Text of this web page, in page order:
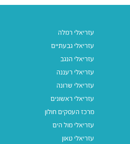
עזריאלי רמלה
עזריאלי גבעתיים
עזריאלי הנגב
עזריאלי רעננה
עזריאלי שרונה
עזריאלי ראשונים
מרכז העסקים חולון
עזריאלי מול הים
עזריאלי טאון